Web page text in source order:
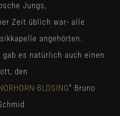
Jungs,
Zeit üblich war- alle
angehörten.
es natürlich auch einen
den
BLOSING“ Bruno